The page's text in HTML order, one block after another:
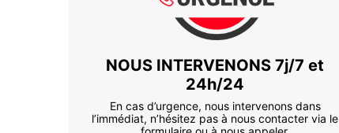
NOUS INTERVENONS 7j/7 et
24h/24
En cas d’urgence, nous intervenons dans
l’immédiat, n’hésitez pas à nous contacter via le